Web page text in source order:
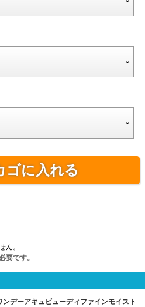
ゴに入れる
ん。
要です。
ンデーアキュビューディファインモイスト